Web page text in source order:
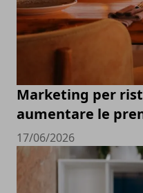
Marketing per
aumentare le
17/06/2026